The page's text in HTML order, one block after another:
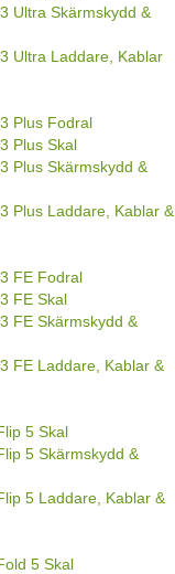
Ultra Skärmskydd &
Ultra Laddare, Kablar
Plus Fodral
Plus Skal
Plus Skärmskydd &
Plus Laddare, Kablar &
FE Fodral
FE Skal
FE Skärmskydd &
FE Laddare, Kablar &
5 Skal
5 Skärmskydd &
5 Laddare, Kablar &
5 Skal